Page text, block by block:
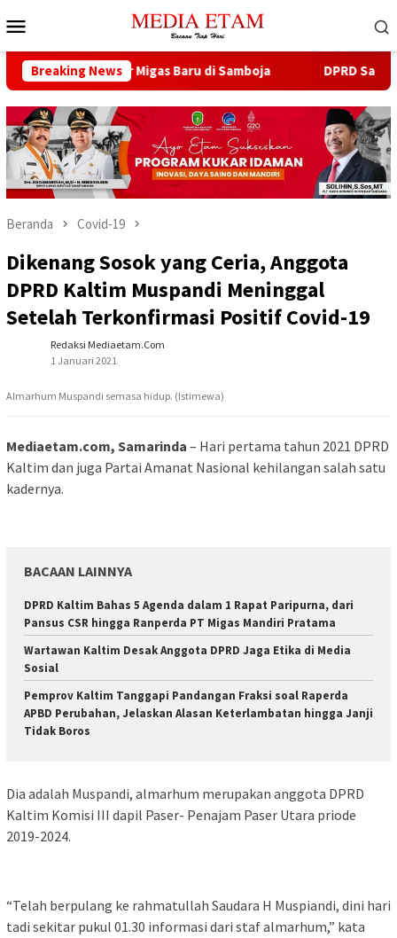
ke
Mobile
Breaking News
13 Sumur Migas Baru di Samboja DPRD Samarinda
Beranda Covid-19
Dikenang Sosok yang Ceria, Anggota
DPRD Kaltim Muspandi Meninggal
Setelah Terkonfirmasi Positif Covid-19
Redaksi Mediaetam.com
1 Januari 2021
Almarhum Muspandi semasa hidup. (Istimewa)
Mediaetam.com, Samarinda – Hari pertama tahun 2021 DPRD
Kaltim dan juga Partai Amanat Nasional kehilangan salah satu
kadernya.
BACAAN LAINNYA
DPRD Kaltim Bahas 5 Agenda dalam 1 Rapat Paripurna, dari
Pansus CSR hingga Ranperda PT Migas Mandiri Pratama
Wartawan Kaltim Desak Anggota DPRD Jaga Etika di Media
Sosial
Pemprov Kaltim Tanggapi Pandangan Fraksi soal Raperda
APBD Perubahan, Jelaskan Alasan Keterlambatan hingga Janji
Tidak Boros
Dia adalah Muspandi, almarhum merupakan anggota DPRD
Kaltim Komisi III dapil Paser- Penajam Paser Utara priode
2019-2024.
“Telah berpulang ke rahmatullah Saudara H Muspiandi, dini hari
tadi sekitar pukul 01.30 informasi dari staf almarhum,” kata